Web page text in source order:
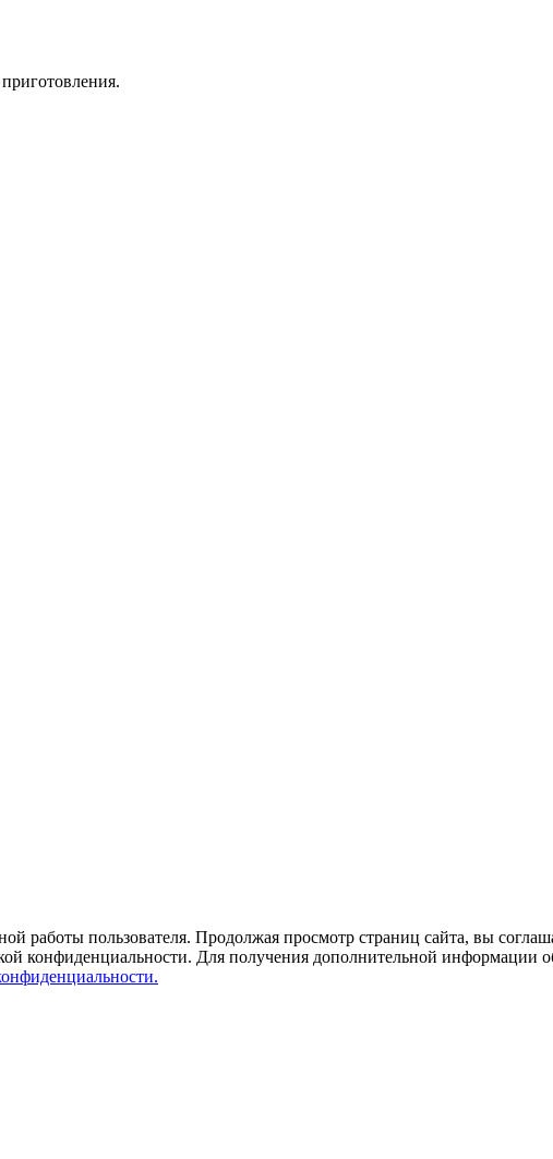
работы пользователя. Продолжая просмотр страниц сайта, вы
конфиденциальности. Для получения дополнительной информации